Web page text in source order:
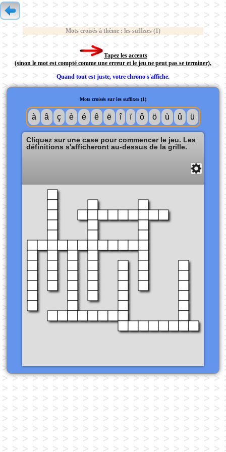
Mots croisés à thème : les suffixes (1)
Tapez les accents
(sinon le mot est compté comme une erreur et le jeu ne peut pas se terminer).
Quand tout est juste, votre chrono s'affiche.
Mots croisés sur les suffixes (1)
à â ç è é ê ë î ï ô ö ù û ü
Cliquez sur une case pour commencer le jeu. Les
définitions s'afficheront au-dessus de la grille.
Solution
Fermer